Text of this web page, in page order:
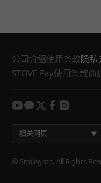
公司介绍使用条款隐私
STOVE Pay使用条款商
youtube
kakao
twitter
facebook
相关网页
© Smilegate. All Rights